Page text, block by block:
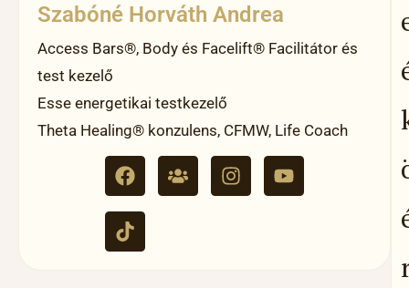
Szabóné Horváth Andrea
Access Bars®, Body és Facelift® Facilitátor és
test kezelő
Esse energetikai testkezelő
Theta Healing® konzulens, CFMW, Life Coach